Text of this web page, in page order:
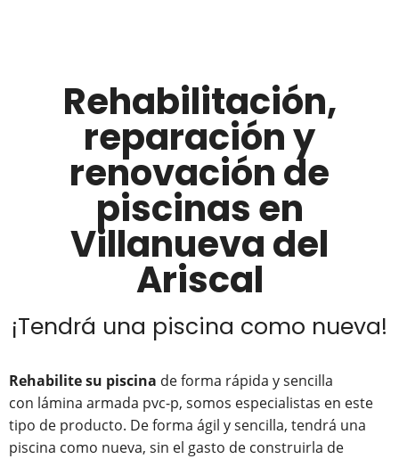
Rehabilitación,
reparación y
renovación de
piscinas en
Villanueva del
Ariscal
¡Tendrá una piscina como nueva!
Rehabilite su piscina de forma rápida y sencilla
con lámina armada pvc-p, somos especialistas en este
tipo de producto. De forma ágil y sencilla, tendrá una
piscina como nueva, sin el gasto de construirla de